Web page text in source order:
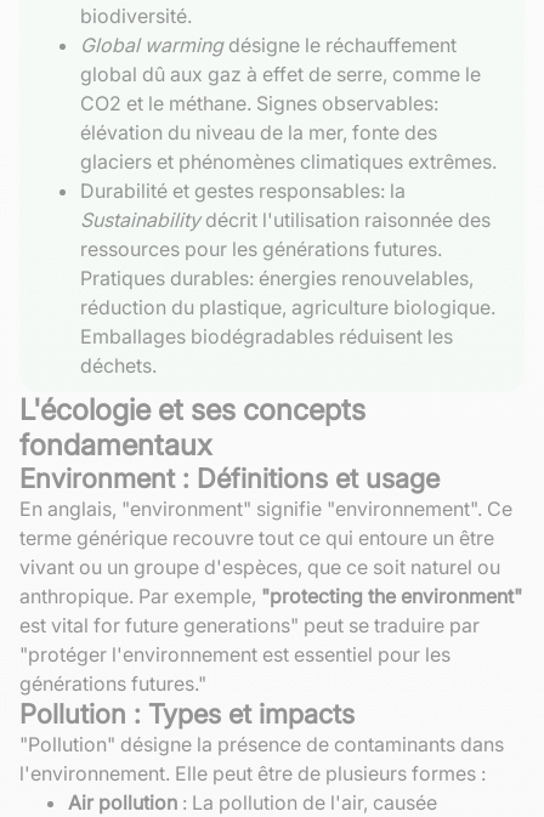
biodiversité.
Global warmingdésigne le réchauffement
global dû aux gaz à effet de serre, comme le
CO2 et le méthane. Signes observables:
élévation du niveau de la mer, fonte des
glaciers et phénomènes climatiques extrêmes.
Durabilité et gestes responsables: la
Sustainabilitydécrit l'utilisation raisonnée des
ressources pour les générations futures.
Pratiques durables: énergies renouvelables,
réduction du plastique, agriculture biologique.
Emballages biodégradables réduisent les
déchets.
L'écologie et ses concepts
fondamentaux
Environment : Définitions et usage
En anglais, "environment" signifie "environnement". Ce
terme générique recouvre tout ce qui entoure un être
vivant ou un groupe d'espèces, que ce soit naturel ou
anthropique. Par exemple, "protecting the environment"
est vital for future generations" peut se traduire par
"protéger l'environnement est essentiel pour les
générations futures."
Pollution : Types et impacts
"Pollution" désigne la présence de contaminants dans
l'environnement. Elle peut être de plusieurs formes :
Air pollution : La pollution de l'air, causée